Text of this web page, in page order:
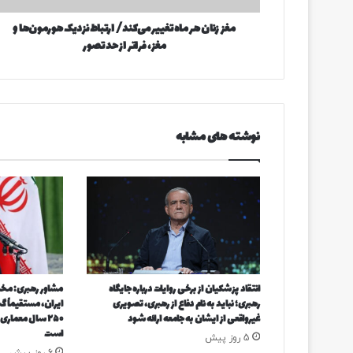
د
د
ر
ت
ر
م
ی‌
/
ا
ر
ت
ب
ا
ط
مغز زنان هر ماه تغییر می‌کند/ ارتباط نزدیک هورمون‌ها و
مغز، فراتر از حد تصور
نوشته های مشابه
انتقاد پزشکیان از برخی روایات‌ درباره جایگاه
رهبری؛ نباید به نام دفاع از رهبری، تصویری
غیرواقعی از ایشان به جامعه ارائه شود
5 روز پیش
مشاور رهبری:
ایران، مستقیماً
۲۵۰ سال
است